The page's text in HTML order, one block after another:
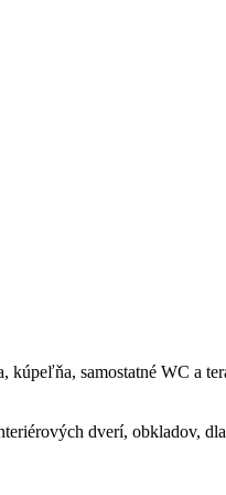
kúpeľňa, samostatné WC a
dverí, obkladov,